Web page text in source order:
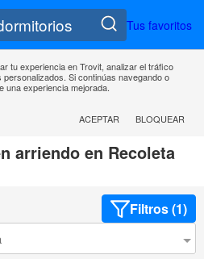
Tus favoritos
tu experiencia en Trovit, analizar el tráfico
Si continúas navegando o
una experiencia mejorada.
ACEPTAR
BLOQUEAR
arriendo en Recoleta
Filtros (1)